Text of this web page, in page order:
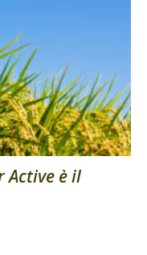
Active è il